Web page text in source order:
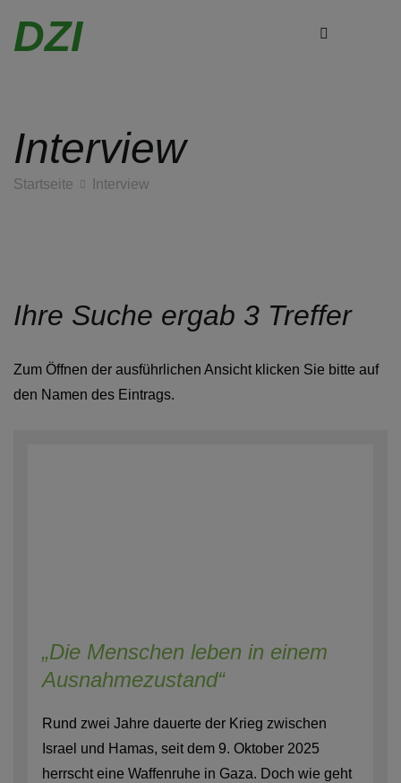
Zum
Inhalt
springen
DZI
Interview
Startseite Interview
Ihre Suche ergab 3 Treffer
Zum Öffnen der ausführlichen Ansicht klicken Sie bitte auf
den Namen des Eintrags.
„Die Menschen leben in einem
Ausnahmezustand“
Rund zwei Jahre dauerte der Krieg zwischen
Israel und Hamas, seit dem 9. Oktober 2025
herrscht eine Waffenruhe in Gaza. Doch wie geht